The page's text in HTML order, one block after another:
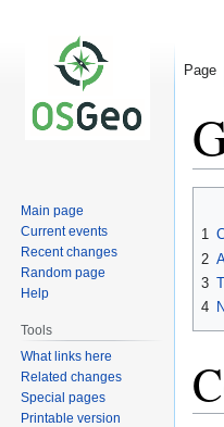
1
2
3
4
Page
Main page
Current events
Recent changes
Random page
Help
Tools
What links here
Related changes
Special pages
Printable version